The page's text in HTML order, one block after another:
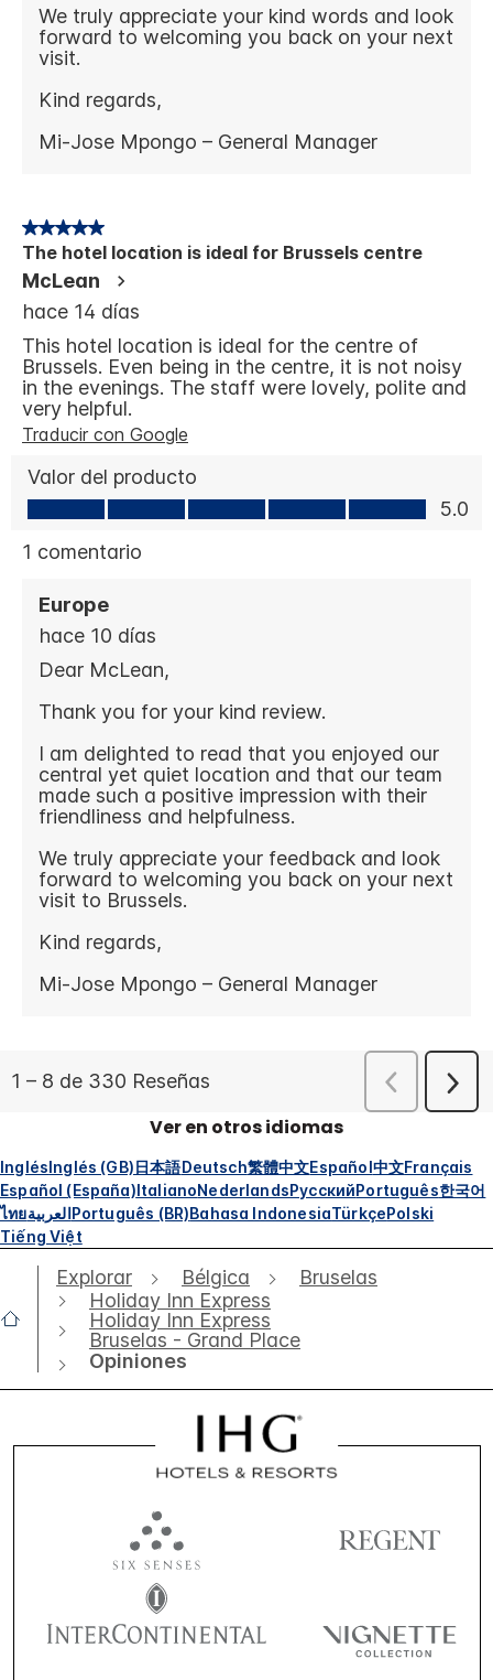
Ver en otros idiomas
InglésInglés (GB)日本語Deutsch繁體中文Español中文Français
Español (España)ItalianoNederlandsРусскийPortuguês한국어
ไทยالعربيةPortuguês (BR)Bahasa IndonesiaTürkçePolski
Tiếng Việt
Explorar Bélgica
Bruselas
Holiday Inn Express
Holiday Inn Express
Bruselas - Grand Place
Opiniones